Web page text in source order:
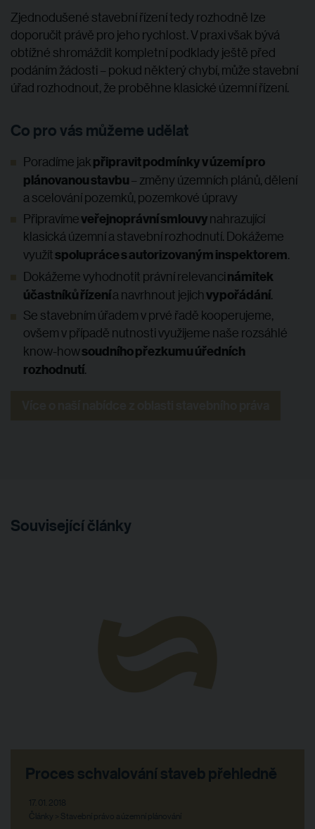
Zjednodušené stavební řízení tedy rozhodně lze
doporučit právě pro jeho rychlost. V praxi však bývá
obtížné shromáždit kompletní podklady ještě před
podáním žádosti – pokud některý chybí, může stavební
úřad rozhodnout, že proběhne klasické územní řízení.
Co pro vás můžeme udělat
Poradíme jakpřipravit podmínky v území pro
plánovanou stavbu– změny územních plánů, dělení
a scelování pozemků, pozemkové úpravy
Připravímeveřejnoprávní smlouvynahrazující
klasická územní a stavební rozhodnutí. Dokážeme
využítspolupráce s autorizovaným inspektorem.
Dokážeme vyhodnotit právní relevancinámitek
účastníků řízenía navrhnout jejichvypořádání.
Se stavebním úřadem v prvé řadě kooperujeme,
ovšem v případě nutnosti využijeme naše rozsáhlé
know-howsoudního přezkumu úředních
rozhodnutí.
Související články
Proces schvalování staveb přehledně
17. 01. 2018
Články > Stavební právo a územní plánování